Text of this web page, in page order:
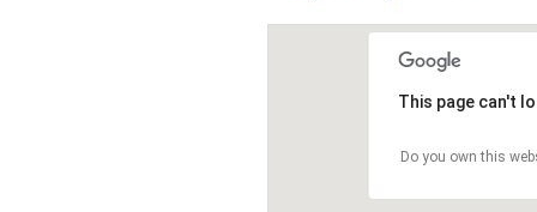
This page can't
Do you own this